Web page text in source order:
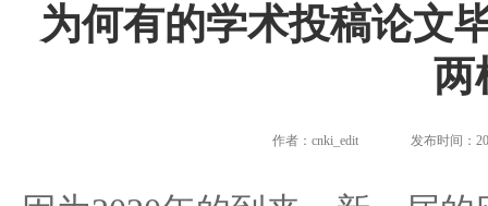
为何有的学术投稿论文
两
作者：cnki_edit 发布时间：